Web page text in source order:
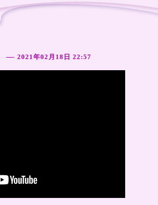
― 2021年02月18日 22:57